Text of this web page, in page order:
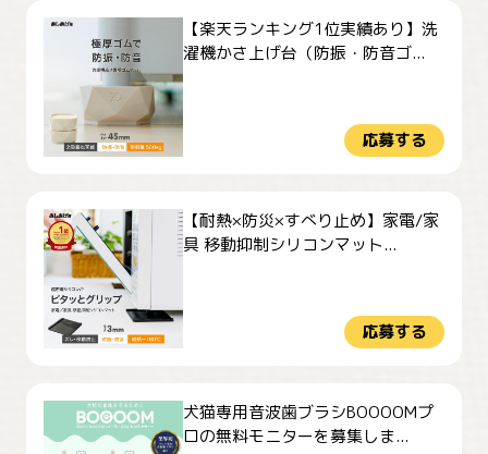
【楽天ランキング1位実績あり】洗
濯機かさ上げ台（防振・防音ゴ...
応募する
【耐熱×防災×すべり止め】家電/家
具 移動抑制シリコンマット...
応募する
犬猫専用音波歯ブラシBOOOOMプ
ロの無料モニターを募集しま...